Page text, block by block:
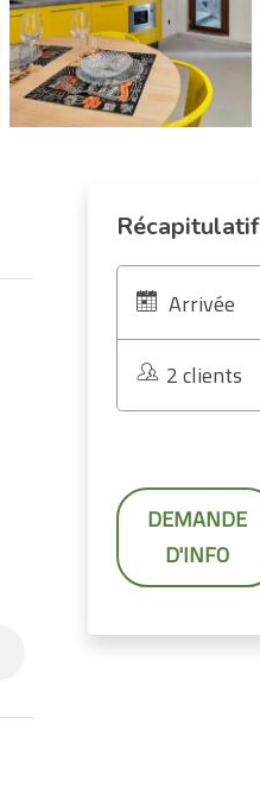
Récapitulatif
Arrivée
2 clients
DEMANDE
D'INFO